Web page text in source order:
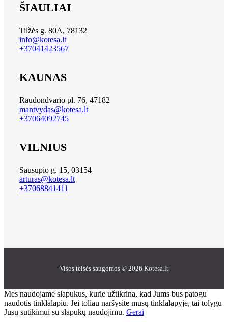
ŠIAULIAI
Tilžės g. 80A, 78132
info@kotesa.lt
+37041423567
KAUNAS
Raudondvario pl. 76, 47182
mantvydas@kotesa.lt
+37064092745
VILNIUS
Sausupio g. 15, 03154
arturas@kotesa.lt
+37068841411
Visos teisės saugomos © 2026 Kotesa.lt
Mes naudojame slapukus, kurie užtikrina, kad Jums bus patogu
naudotis tinklalapiu. Jei toliau naršysite mūsų tinklalapyje, tai tolygu
Jūsų sutikimui su slapukų naudojimu. Gerai